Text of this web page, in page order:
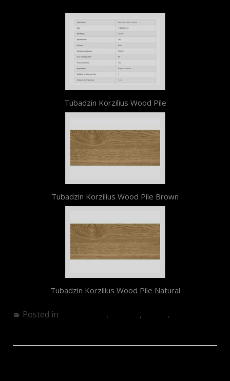
Tubadzin Korzilius Wood Pile
Tubadzin Korzilius Wood Pile Brown
Tubadzin Korzilius Wood Pile Natural
Posted in , , ,